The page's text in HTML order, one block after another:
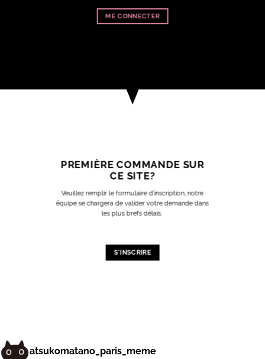
ME CONNECTER
PREMIÈRE COMMANDE SUR
CE SITE?
Veuillez remplir le formulaire d’inscription, notre
équipe se chargera de valider votre demande dans
les plus brefs délais.
S'INSCRIRE
atsukomatano_paris_meme